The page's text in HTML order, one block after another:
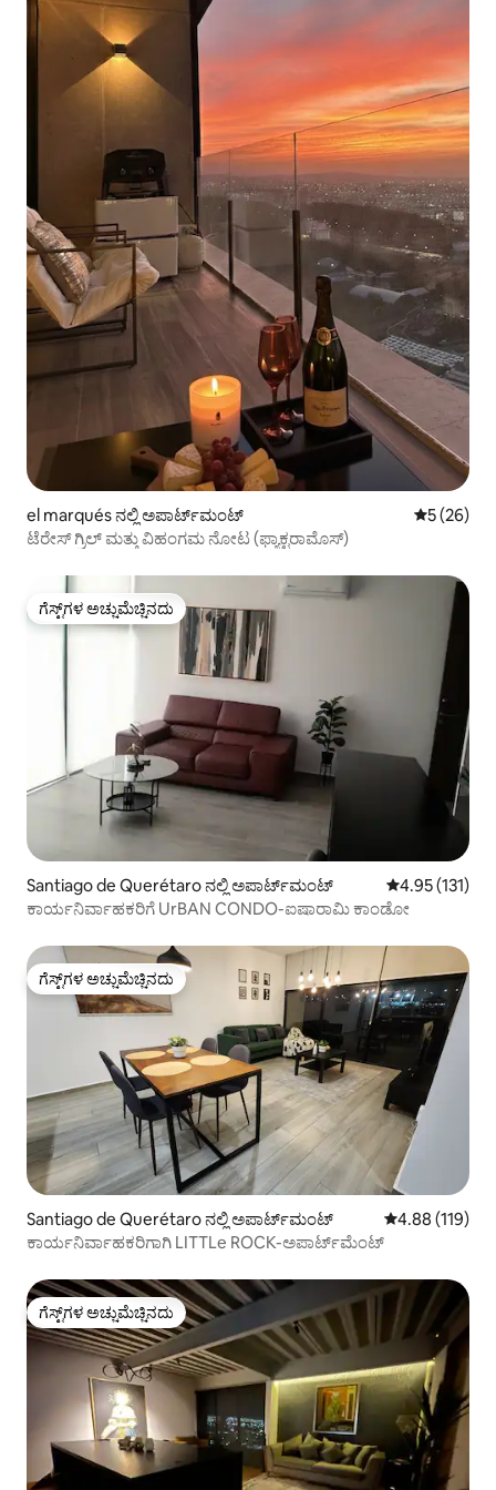
el marqués ನಲ್ಲಿ ಅಪಾರ್ಟ್‌ಮಂಟ್ 5 ರಲ್ಲಿ 5
5 (26)
ಟೆರೇಸ್ ಗ್ರಿಲ್ ಮತ್ತು ವಿಹಂಗಮ ನೋಟ (ಫ್ಯಾಕ್ಟರಾಮೊಸ್)
ಗೆಸ್ಟ್‌ಗಳ ಅಚ್ಚುಮೆಚ್ಚಿನದು
ಗೆಸ್ಟ್‌ಗಳ ಅಚ್ಚುಮೆಚ್ಚಿನದು
Santiago de Querétaro ನಲ್ಲಿ ಅಪಾರ್ಟ್‌ಮಂಟ್ 5 ರಲ್ಲಿ 4.95
4.95 (131)
ಕಾರ್ಯನಿರ್ವಾಹಕರಿಗೆ UrBAN CONDO-ಐಷಾರಾಮಿ ಕಾಂಡೋ
ಗೆಸ್ಟ್‌ಗಳ ಅಚ್ಚುಮೆಚ್ಚಿನದು
ಗೆಸ್ಟ್‌ಗಳ ಅಚ್ಚುಮೆಚ್ಚಿನದು
Santiago de Querétaro ನಲ್ಲಿ ಅಪಾರ್ಟ್‌ಮಂಟ್ 5 ರಲ್ಲಿ 4.88
4.88 (119)
ಕಾರ್ಯನಿರ್ವಾಹಕರಿಗಾಗಿ LITTLe ROCK-ಅಪಾರ್ಟ್‌ಮೆಂಟ್
ಗೆಸ್ಟ್‌ಗಳ ಅಚ್ಚುಮೆಚ್ಚಿನದು
ಗೆಸ್ಟ್‌ಗಳ ಅಚ್ಚುಮೆಚ್ಚಿನದು